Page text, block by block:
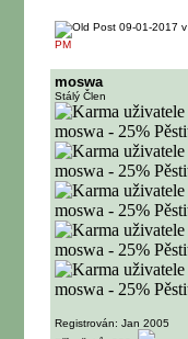
09-01-2017 v
PM
moswa
Stálý Člen
Registrován: Jan 2005